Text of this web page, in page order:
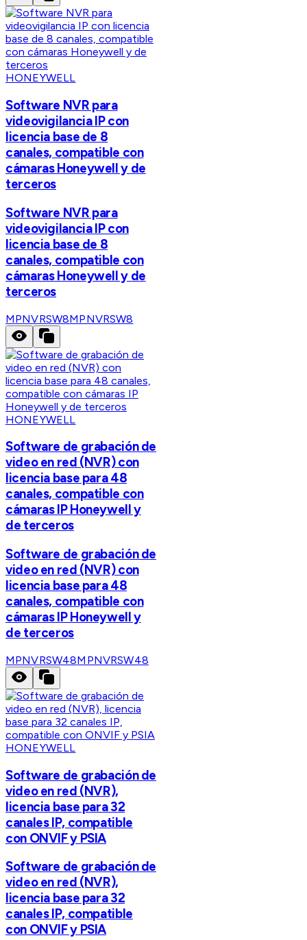
HONEYWELL
Software NVR para
videovigilancia IP con
licencia base de 8
canales, compatible con
cámaras Honeywell y de
terceros
Software NVR para
videovigilancia IP con
licencia base de 8
canales, compatible con
cámaras Honeywell y de
terceros
MPNVRSW8MPNVRSW8
HONEYWELL
Software de grabación de
video en red (NVR) con
licencia base para 48
canales, compatible con
cámaras IP Honeywell y
de terceros
Software de grabación de
video en red (NVR) con
licencia base para 48
canales, compatible con
cámaras IP Honeywell y
de terceros
MPNVRSW48MPNVRSW48
HONEYWELL
Software de grabación de
video en red (NVR),
licencia base para 32
canales IP, compatible
con ONVIF y PSIA
Software de grabación de
video en red (NVR),
licencia base para 32
canales IP, compatible
con ONVIF y PSIA